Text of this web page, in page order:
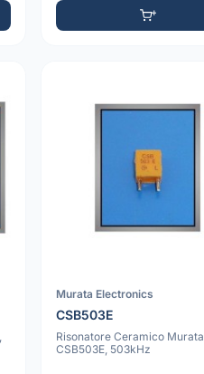
Murata Electronics
CSB503E
Risonatore Ceramico Murata
CSB503E, 503kHz